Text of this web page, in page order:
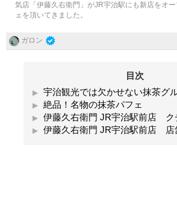
気店「伊藤久右衛門」がJR宇治駅にも新店をオ
ェを頂いてきました。
ガロン
目次
宇治観光では欠かせない抹茶グ
絶品！名物の抹茶パフェ
伊藤久右衛門 JR宇治駅前店 ク
伊藤久右衛門 JR宇治駅前店 店